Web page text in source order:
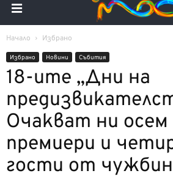
Начало Избрано
Избрано Новини Събития
18-ите „Дни на
Очакват ни
премиери и
гости от